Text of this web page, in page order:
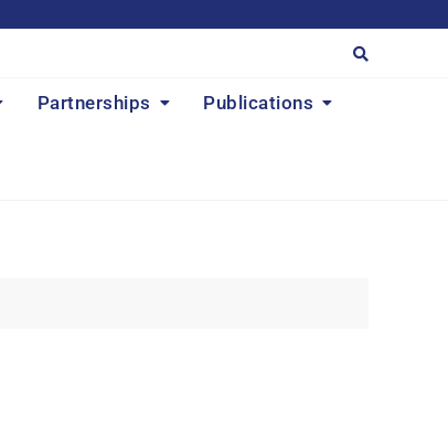
Partnerships Publications